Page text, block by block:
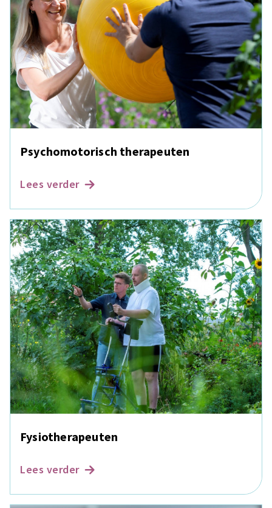
Psychomotorisch therapeuten
Lees verder
Fysiotherapeuten
Lees verder